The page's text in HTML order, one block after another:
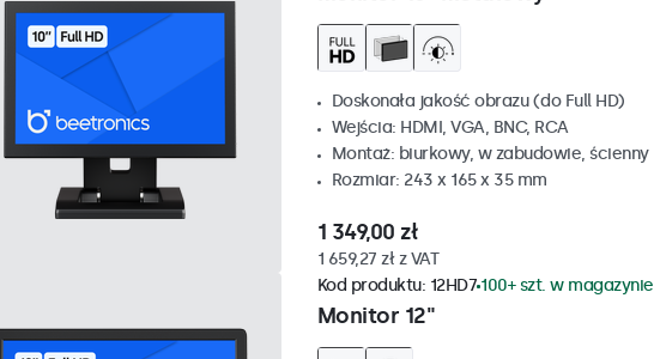
Doskonała jakość obrazu (do Full HD)
Wejścia: HDMI, VGA, BNC, RCA
Montaż: biurkowy, w zabudowie, ścienny
Rozmiar: 243 x 165 x 35 mm
1 349,00 zł
1 659,27 zł z VAT
Monitor 12"
Kod produktu: 12HD7 100+ szt. w magazynie